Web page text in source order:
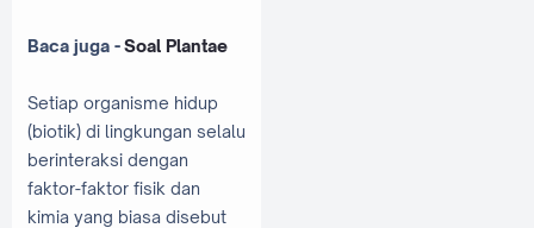
Baca juga -Soal Plantae
Setiap organisme hidup
(biotik) di lingkungan selalu
berinteraksi dengan
faktor-faktor fisik dan
kimia yang biasa disebut